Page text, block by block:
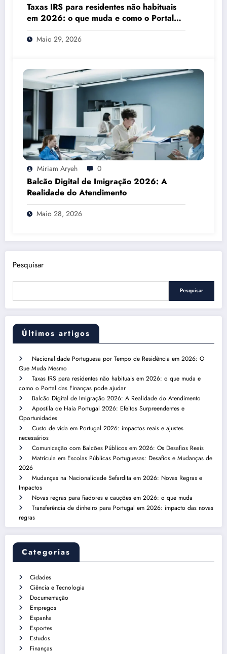
Taxas IRS para residentes não habituais
em 2026: o que muda e como o Portal
das Finanças pode ajudar
Maio 29, 2026
Miriam Aryeh 0
Balcão Digital de Imigração 2026: A
Realidade do Atendimento
Maio 28, 2026
Pesquisar
Pesquisar
Últimos artigos
Nacionalidade Portuguesa por Tempo de Residência em 2026: O
Que Muda Mesmo
Taxas IRS para residentes não habituais em 2026: o que muda e
como o Portal das Finanças pode ajudar
Balcão Digital de Imigração 2026: A Realidade do Atendimento
Apostila de Haia Portugal 2026: Efeitos Surpreendentes e
Oportunidades
Custo de vida em Portugal 2026: impactos reais e ajustes
necessários
Comunicação com Balcões Públicos em 2026: Os Desafios Reais
Matrícula em Escolas Públicas Portuguesas: Desafios e Mudanças de
2026
Mudanças na Nacionalidade Sefardita em 2026: Novas Regras e
Impactos
Novas regras para fiadores e cauções em 2026: o que muda
Transferência de dinheiro para Portugal em 2026: impacto das novas
regras
Categorias
Cidades
Ciência e Tecnologia
Documentação
Empregos
Espanha
Esportes
Estudos
Finanças